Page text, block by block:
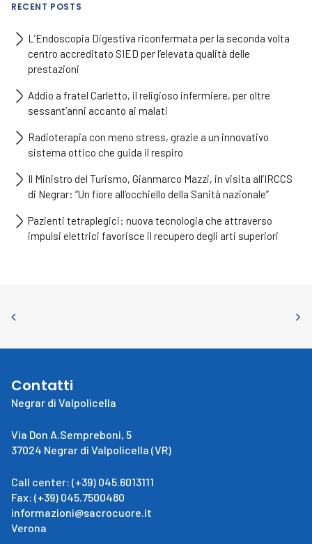
RECENT POSTS
L’Endoscopia Digestiva riconfermata per la seconda volta
centro accreditato SIED per l’elevata qualità delle
prestazioni
Addio a fratel Carletto, il religioso infermiere, per oltre
sessant’anni accanto ai malati
Radioterapia con meno stress, grazie a un innovativo
sistema ottico che guida il respiro
Il Ministro del Turismo, Gianmarco Mazzi, in visita all’IRCCS
di Negrar: “Un fiore all’occhiello della Sanità nazionale”
Pazienti tetraplegici: nuova tecnologia che attraverso
impulsi elettrici favorisce il recupero degli arti superiori
Contatti
Negrar di Valpolicella
Via Don A.Sempreboni, 5
37024 Negrar di Valpolicella (VR)
Call center: (+39) 045.6013111
Fax: (+39) 045.7500480
informazioni@sacrocuore.it
Verona